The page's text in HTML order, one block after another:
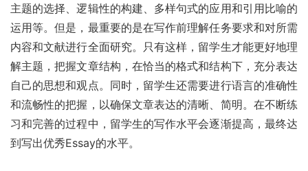
主题的选择、逻辑性的构建、多样句式的应用和引用比喻的
运用等。但是，最重要的是在写作前理解任务要求和对所需
内容和文献进行全面研究。只有这样，留学生才能更好地理
解主题，把握文章结构，在恰当的格式和结构下，充分表达
自己的思想和观点。同时，留学生还需要进行语言的准确性
和流畅性的把握，以确保文章表达的清晰、简明。在不断练
习和完善的过程中，留学生的写作水平会逐渐提高，最终达
到写出优秀Essay的水平。